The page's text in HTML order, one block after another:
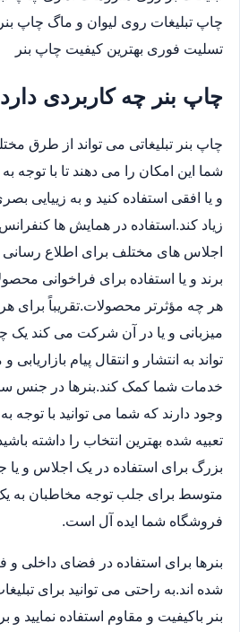
چاپ تبلیغات روی لیوان و ماگ چاپ
تسلیت فوری بهترین کیفیت چاپ بنر
چاپ بنر چه کاربردی
چاپ بنر تبلیغاتی می تواند از طرق
شما این امکان را می دهند تا با توجه
و یا افقی استفاده کنید و به زییایی
زیاد کند.استفاده در همایش ها
اجلاس های مختلف برای اطلاع
برند و یا استفاده برای فراخوانی
هر چه مؤثرتر محصولات.تقریباً برای
میزبانی و یا در آن شرکت می کند
تواند به انتشار و انتقال پیام
خدمات شما کمک کند.بنرها در جنس
وجود دارند که شما می توانید با
تعبیه شده بهترین انتخاب را داشته
بزرگ برای استفاده در یک اجلاس و یا
متوسط برای جلب توجه مخاطبان به
فروشگاه شما ایده آل است.
بنرها برای استفاده در فضای داخلی
شده اند.به راحتی می توانید برای
بنر باکیفیت و مقاوم استفاده نمایید و